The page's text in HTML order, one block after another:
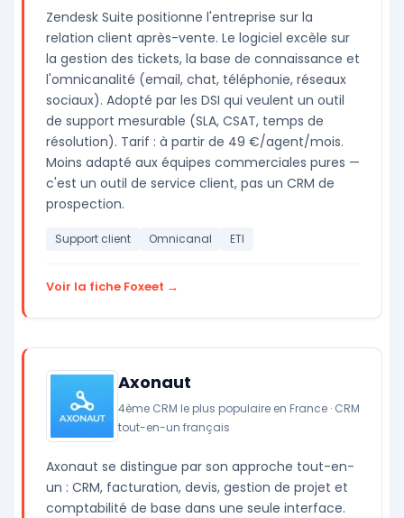
Zendesk Suite positionne l'entreprise sur la
relation client après-vente. Le logiciel excèle sur
la gestion des tickets, la base de connaissance et
l'omnicanalité (email, chat, téléphonie, réseaux
sociaux). Adopté par les DSI qui veulent un outil
de support mesurable (SLA, CSAT, temps de
résolution). Tarif : à partir de 49 €/agent/mois.
Moins adapté aux équipes commerciales pures —
c'est un outil de service client, pas un CRM de
prospection.
Support client Omnicanal ETI
Voir la fiche Foxeet →
Axonaut
4ème CRM le plus populaire en France · CRM
tout-en-un français
Axonaut se distingue par son approche tout-en-
un : CRM, facturation, devis, gestion de projet et
comptabilité de base dans une seule interface.